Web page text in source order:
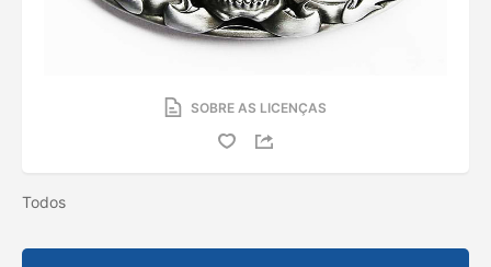
SOBRE AS LICENÇAS
Todos